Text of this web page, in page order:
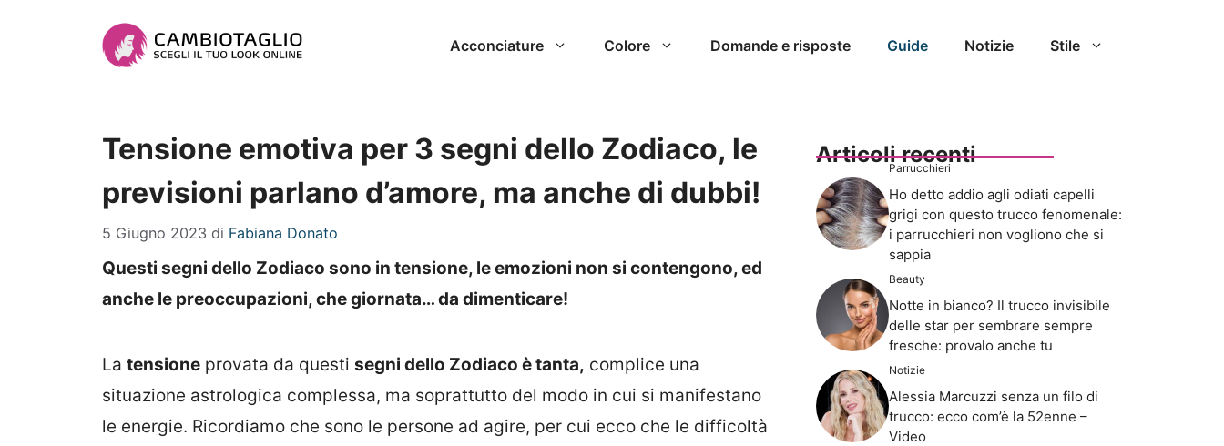
Acconciature Colore Domande e risposte Guide Notizie Stile
Tensione emotiva per 3 segni dello Zodiaco, le
previsioni parlano d’amore, ma anche di dubbi!
5 Giugno 2023 di Fabiana Donato
Questi segni dello Zodiaco sono in tensione, le emozioni non si contengono, ed
anche le preoccupazioni, che giornata… da dimenticare!
La tensione provata da questi segni dello Zodiaco è tanta, complice una
situazione astrologica complessa, ma soprattutto del modo in cui si manifestano
le energie. Ricordiamo che sono le persone ad agire, per cui ecco che le difficoltà
Articoli recenti
Parrucchieri
Ho detto addio agli odiati capelli
grigi con questo trucco fenomenale:
i parrucchieri non vogliono che si
sappia
Beauty
Notte in bianco? Il trucco invisibile
delle star per sembrare sempre
fresche: provalo anche tu
Notizie
Alessia Marcuzzi senza un filo di
trucco: ecco com’è la 52enne –
Video